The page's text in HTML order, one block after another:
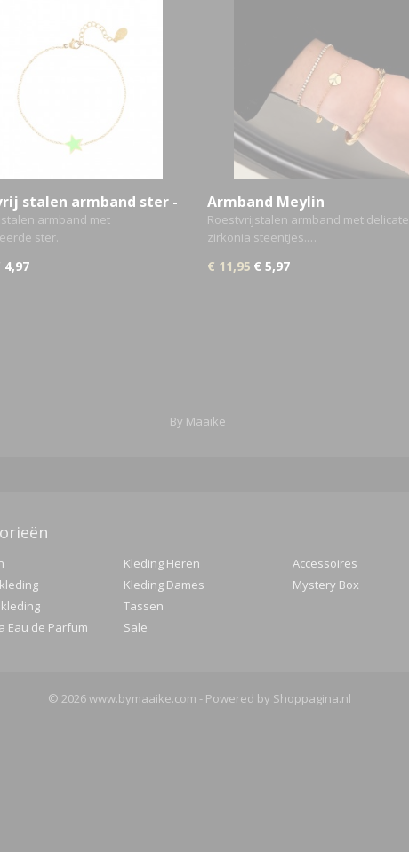
stalen armband ster -
armband met
ster.
4,97
Armband Meylin
Roestvrijstalen armband met delicate
zirkonia steentjes.…
€ 11,95 € 5,97
By Maaike
Eau de Parfum
Kleding Heren
Kleding Dames
Tassen
Sale
Accessoires
Mystery Box
© 2026 www.bymaaike.com - Powered by Shoppagina.nl